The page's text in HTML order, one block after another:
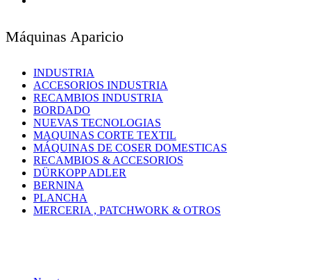
Máquinas Aparicio
INDUSTRIA
ACCESORIOS INDUSTRIA
RECAMBIOS INDUSTRIA
BORDADO
NUEVAS TECNOLOGIAS
MAQUINAS CORTE TEXTIL
MÁQUINAS DE COSER DOMESTICAS
RECAMBIOS & ACCESORIOS
DÜRKOPP ADLER
BERNINA
PLANCHA
MERCERIA , PATCHWORK & OTROS